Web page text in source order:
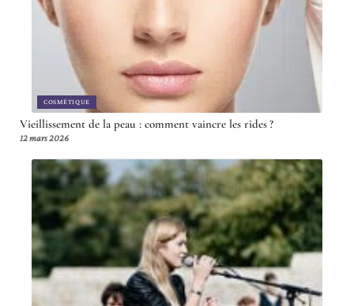
COSMÉTIQUE
Vieillissement de la peau : comment vaincre les rides ?
12 mars 2026